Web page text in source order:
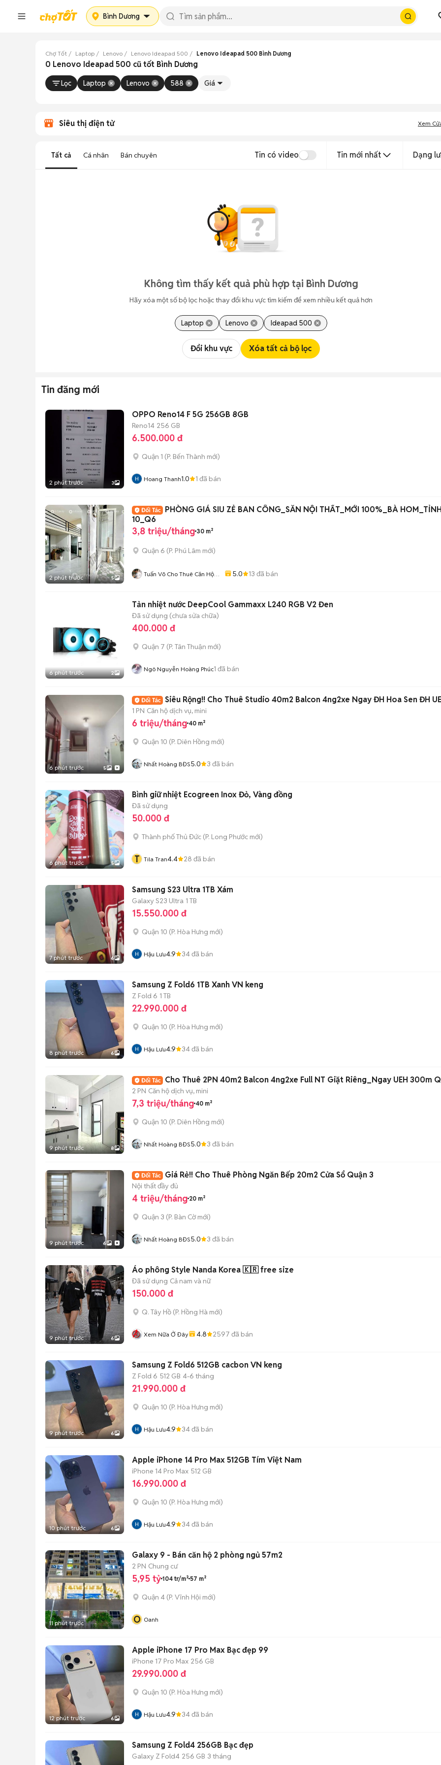
Bình Dương
Chợ Tốt Laptop Lenovo Lenovo Ideapad 500 Lenovo Ideapad 500 Bình Dương
0 Lenovo Ideapad 500 cũ tốt Bình Dương
Lọc Laptop Lenovo 588 Giá
Siêu thị điện tử Xem
Tất cả Cá nhân Bán chuyên Tin có video Tin mới nhất Dạng
Không tìm thấy kết quả phù hợp tại Bình Dương
Hãy xóa một số bộ lọc hoặc thay đổi khu vực tìm kiếm để xem nhiều kết quả hơn
Laptop Lenovo Ideapad 500
Đổi khu vực Xóa tất cả bộ lọc
Tin đăng mới
2 phút trước 3
OPPO Reno14 F 5G 256GB 8GB
Reno14 256 GB
6.500.000 đ
Quận 1 (P. Bến Thành mới)
Hoang Thanh1.0 1 đã bán
2 phút trước 5
PHÒNG GIÁ SIU ZẺ BAN CÔNG_SẴN NỘI THẤT_MỚI 100%_BÀ
10_Q6
3,8 triệu/tháng 30 m²
Quận 6 (P. Phú Lâm mới)
Tuấn Võ Cho Thuê Căn Hộ
5.0 13 đã bán
6 phút trước 2
Tản nhiệt nước DeepCool Gammaxx L240 RGB V2 Đen
Đã sử dụng (chưa sửa chữa)
400.000 đ
Quận 7 (P. Tân Thuận mới)
Ngô Nguyễn Hoàng Phúc1 đã bán
6 phút trước 5
Siêu Rộng!! Cho Thuê Studio 40m2 Balcon 4ng2xe Ngay ĐH Hoa Sen ĐH
1 PN Căn hộ dịch vụ, mini
6 triệu/tháng 40 m²
Quận 10 (P. Diên Hồng mới)
Nhất Hoàng BĐS5.0 3 đã bán
6 phút trước 5
Bình giữ nhiệt Ecogreen Inox Đỏ, Vàng đồng
Đã sử dụng
50.000 đ
Thành phố Thủ Đức (P. Long Phước mới)
T Tila Tran4.4 28 đã bán
7 phút trước 6
Samsung S23 Ultra 1TB Xám
Galaxy S23 Ultra 1 TB
15.550.000 đ
Quận 10 (P. Hòa Hưng mới)
Hậu Lưu4.9 34đã bán
8 phút trước 6
Samsung Z Fold6 1TB Xanh VN keng
Z Fold 6 1 TB
22.990.000 đ
Quận 10 (P. Hòa Hưng mới)
Hậu Lưu4.9 34đã bán
9 phút trước 8
Cho Thuê 2PN 40m2 Balcon 4ng2xe Full NT Giặt Riêng_Ngay UEH 300m
2 PN Căn hộ dịch vụ, mini
7,3 triệu/tháng 40 m²
Quận 10 (P. Diên Hồng mới)
Nhất Hoàng BĐS5.0 3 đã bán
9 phút trước 6
Giá Rẻ!! Cho Thuê Phòng Ngăn Bếp 20m2 Cửa Sổ Quận 3
Nội thất đầy đủ
4 triệu/tháng 20 m²
Quận 3 (P. Bàn Cờmới)
Nhất Hoàng BĐS5.0 3 đã bán
9 phút trước 6
Áo phông Style Nanda Korea 🇰🇷 free size
Đã sử dụng Cả nam và nữ
150.000 đ
Q. Tây Hồ (P. Hồng Hà mới)
Xem Nữa Ở Đây 4.8 2597 đã bán
9 phút trước 6
Samsung Z Fold6 512GB cacbon VN keng
Z Fold 6 512 GB 4-6 tháng
21.990.000 đ
Quận 10 (P. Hòa Hưng mới)
Hậu Lưu4.9 34đã bán
10 phút trước 6
Apple iPhone 14 Pro Max 512GB Tím Việt Nam
iPhone 14 Pro Max 512 GB
16.990.000 đ
Quận 10 (P. Hòa Hưng mới)
Hậu Lưu4.9 34đã bán
11 phút trước
Galaxy 9 - Bán căn hộ 2 phòng ngủ 57m2
2 PN Chung cư
5,95 tỷ 104 tr/m² 57 m²
Quận 4 (P. Vĩnh Hội mới)
O Oanh
12 phút trước 6
Apple iPhone 17 Pro Max Bạc đẹp 99
iPhone 17 Pro Max 256 GB
29.990.000 đ
Quận 10 (P. Hòa Hưng mới)
Hậu Lưu4.9 34đã bán
Samsung Z Fold4 256GB Bạc đẹp
Galaxy Z Fold4 256 GB 3 tháng